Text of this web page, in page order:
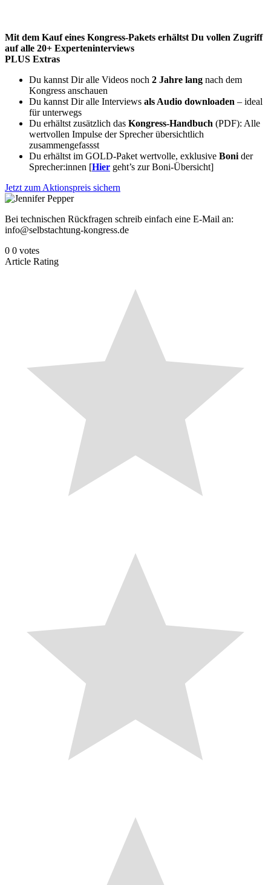
Mit dem Kauf eines Kongress-Pakets erhältst Du vollen Zugriff
auf alle 20+ Experteninterviews
PLUS Extras
Du kannst Dir alle Videos noch 2 Jahre lang nach dem
Kongress anschauen
Du kannst Dir alle Interviews als Audio downloaden – ideal
für unterwegs
Du erhältst zusätzlich das Kongress-Handbuch (PDF): Alle
wertvollen Impulse der Sprecher übersichtlich
zusammengefassst
Du erhältst im GOLD-Paket wertvolle, exklusive Boni der
Sprecher:innen [Hier geht’s zur Boni-Übersicht]
Jetzt zum Aktionspreis sichern
Bei technischen Rückfragen schreib einfach eine E-Mail an:
info@selbstachtung-kongress.de
0 0 votes
Article Rating